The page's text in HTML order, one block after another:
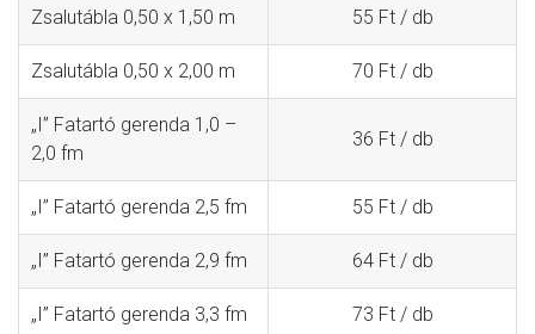
Zsalutábla 0,50 x 1,50 m 55 Ft / db
Zsalutábla 0,50 x 2,00 m 70 Ft / db
„I” Fatartó gerenda 1,0 –
2,0 fm
36 Ft / db
„I” Fatartó gerenda 2,5 fm 55 Ft / db
„I” Fatartó gerenda 2,9 fm 64 Ft / db
„I” Fatartó gerenda 3,3 fm 73 Ft / db